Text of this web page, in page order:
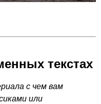
текстах
с чем вам
или